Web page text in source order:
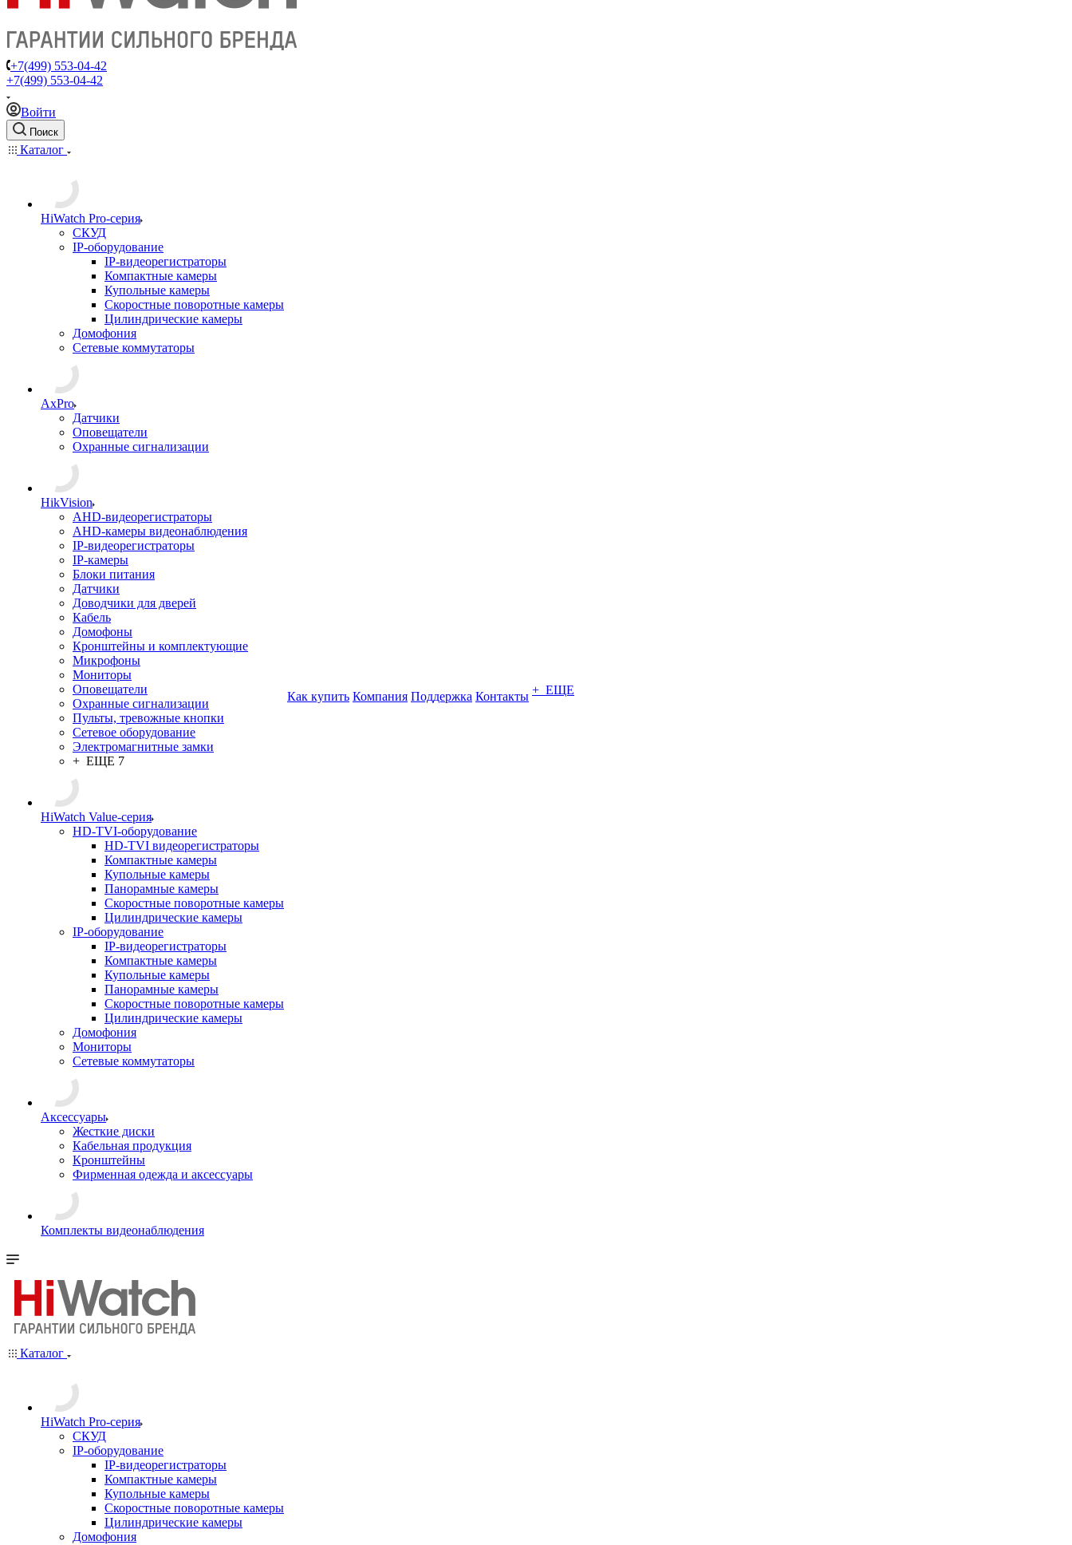
+7(499) 553-04-42
+7(499) 553-04-42
Войти
Поиск
Каталог
HiWatch Pro-серия
CКУД
IP-оборудование
IP-видеорегистраторы
Компактные камеры
Купольные камеры
Скоростные поворотные камеры
Цилиндрические камеры
Домофония
Сетевые коммутаторы
AxPro
Датчики
Оповещатели
Охранные сигнализации
HikVision
AHD-видеорегистраторы
AHD-камеры видеонаблюдения
IP-видеорегистраторы
IP-камеры
Блоки питания
Датчики
Доводчики для дверей
Кабель
Домофоны
Кронштейны и комплектующие
Микрофоны
Мониторы
Оповещатели
Охранные сигнализации
Пульты, тревожные кнопки
Сетевое оборудование
Электромагнитные замки
+ ЕЩЕ 7
HiWatch Value-серия
HD-TVI-оборудование
HD-TVI видеорегистраторы
Компактные камеры
Купольные камеры
Панорамные камеры
Скоростные поворотные камеры
Цилиндрические камеры
IP-оборудование
IP-видеорегистраторы
Компактные камеры
Купольные камеры
Панорамные камеры
Скоростные поворотные камеры
Цилиндрические камеры
Домофония
Мониторы
Сетевые коммутаторы
Аксессуары
Жесткие диски
Кабельная продукция
Кронштейны
Фирменная одежда и аксессуары
Комплекты видеонаблюдения
Как купить Компания Поддержка Контакты + ЕЩЕ
Каталог
HiWatch Pro-серия
CКУД
IP-оборудование
IP-видеорегистраторы
Компактные камеры
Купольные камеры
Скоростные поворотные камеры
Цилиндрические камеры
Домофония